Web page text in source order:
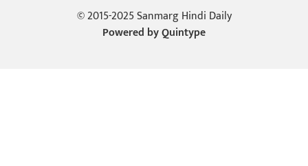
© 2015-2025 Sanmarg Hindi Daily
Powered byQuintype